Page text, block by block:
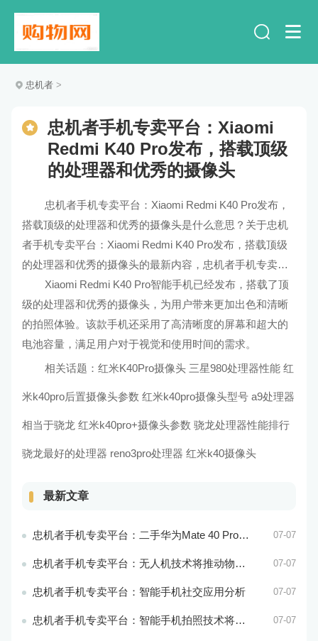
忠机者 >
忠机者手机专卖平台：Xiaomi
Redmi K40 Pro发布，搭载顶级
的处理器和优秀的摄像头
忠机者手机专卖平台：Xiaomi Redmi K40 Pro发布，
搭载顶级的处理器和优秀的摄像头是什么意思？关于忠机
者手机专卖平台：Xiaomi Redmi K40 Pro发布，搭载顶级
的处理器和优秀的摄像头的最新内容，忠机者手机专卖平
台：Xiaomi Redmi K40 Pro发布，搭载顶级的处理器和优
秀的摄像头的解释及解读。
Xiaomi Redmi K40 Pro智能手机已经发布，搭载了顶
级的处理器和优秀的摄像头，为用户带来更加出色和清晰
的拍照体验。该款手机还采用了高清晰度的屏幕和超大的
电池容量，满足用户对于视觉和使用时间的需求。
相关话题： 红米K40Pro摄像头 三星980处理器性能 红
米k40pro后置摄像头参数 红米k40pro摄像头型号 a9处理器
相当于骁龙 红米k40pro+摄像头参数 骁龙处理器性能排行
骁龙最好的处理器 reno3pro处理器 红米k40摄像头
最新文章
忠机者手机专卖平台：二手华为Mate 40 Pro市场价格持续波动 07-07
忠机者手机专卖平台：无人机技术将推动物流行业的智能化发展 07-07
忠机者手机专卖平台：智能手机社交应用分析 07-07
忠机者手机专卖平台：智能手机拍照技术将不断升级，成为手机行业的重要趋势 07-07